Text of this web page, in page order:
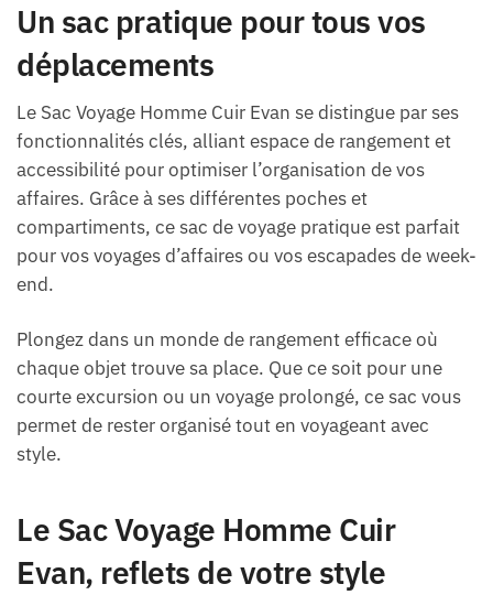
Un sac pratique pour tous vos
déplacements
Le Sac Voyage Homme Cuir Evan se distingue par ses
fonctionnalités clés, alliant espace de rangement et
accessibilité pour optimiser l’organisation de vos
affaires. Grâce à ses différentes poches et
compartiments, ce sac de voyage pratique est parfait
pour vos voyages d’affaires ou vos escapades de week-
end.
Plongez dans un monde de rangement efficace où
chaque objet trouve sa place. Que ce soit pour une
courte excursion ou un voyage prolongé, ce sac vous
permet de rester organisé tout en voyageant avec
style.
Le Sac Voyage Homme Cuir
Evan, reflets de votre style